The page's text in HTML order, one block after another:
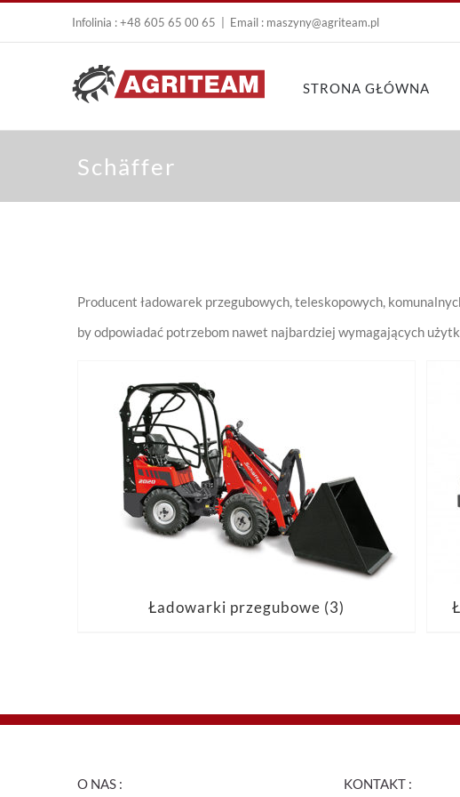
Infolinia : +48 605 65 00 65 Email : maszyny@agriteam.pl
STRONA GŁÓWNA
Schäffer
Producent ładowarek przegubowych, teleskopowych,
by odpowiadać potrzebom nawet najbardziej wymagających
Ładowarki przegubowe (3)
O NAS : KONTAKT :